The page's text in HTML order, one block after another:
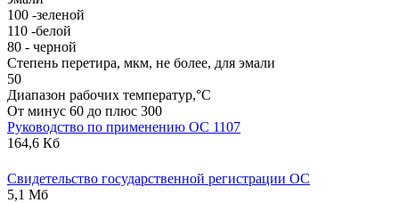
100 -зеленой
110 -белой
80 - черной
Степень перетира, мкм, не более, для эмали
50
Диапазон рабочих температур,°С
От минус 60 до плюс 300
Руководство по применению ОС 1107
164,6 Кб
Свидетельство государственной регистрации ОС
5,1 Мб